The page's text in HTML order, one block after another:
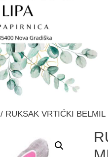
/ RUKSAK VRTIĆKI